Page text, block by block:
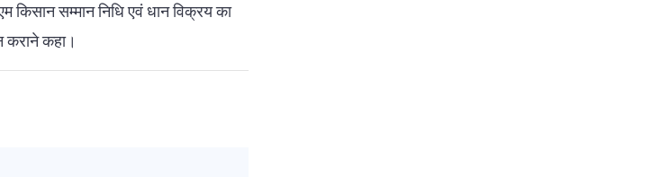
किसान सम्मान निधि एवं धान विक्रय का
कराने कहा।